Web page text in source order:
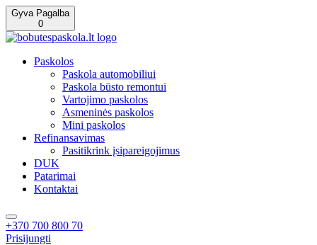
Gyva Pagalba
0
Paskolos
Paskola automobiliui
Paskola būsto remontui
Vartojimo paskolos
Asmeninės paskolos
Mini paskolos
Refinansavimas
Pasitikrink įsipareigojimus
DUK
Patarimai
Kontaktai
+370 700 800 70
Prisijungti